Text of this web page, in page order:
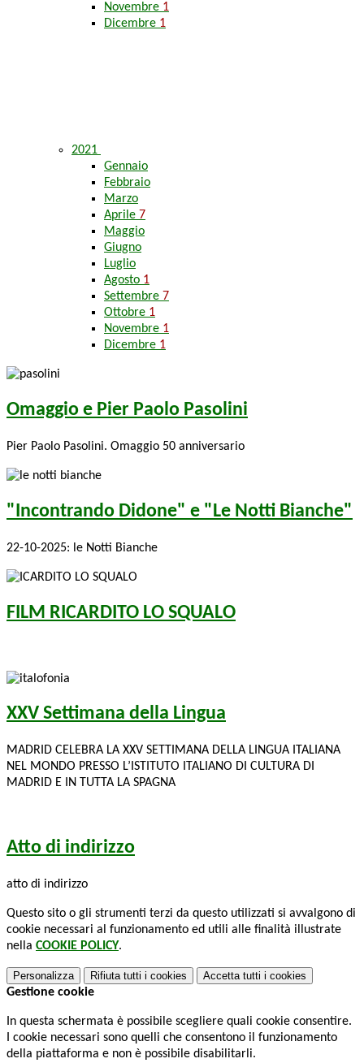
Novembre 1
Dicembre 1
2021
Gennaio
Febbraio
Marzo
Aprile 7
Maggio
Giugno
Luglio
Agosto 1
Settembre 7
Ottobre 1
Novembre 1
Dicembre 1
Omaggio e Pier Paolo Pasolini
Pier Paolo Pasolini. Omaggio 50 anniversario
"Incontrando Didone" e "Le Notti Bianche"
22-10-2025: le Notti Bianche
FILM RICARDITO LO SQUALO
XXV Settimana della Lingua
MADRID CELEBRA LA XXV SETTIMANA DELLA LINGUA ITALIANA
NEL MONDO PRESSO L’ISTITUTO ITALIANO DI CULTURA DI
MADRID E IN TUTTA LA SPAGNA
Atto di indirizzo
atto di indirizzo
Questo sito o gli strumenti terzi da questo utilizzati si avvalgono di
cookie necessari al funzionamento ed utili alle finalità illustrate
nella COOKIE POLICY.
Personalizza Rifiuta tutti i cookies Accetta tutti i cookies
Gestione cookie
In questa schermata è possibile scegliere quali cookie consentire.
I cookie necessari sono quelli che consentono il funzionamento
della piattaforma e non è possibile disabilitarli.